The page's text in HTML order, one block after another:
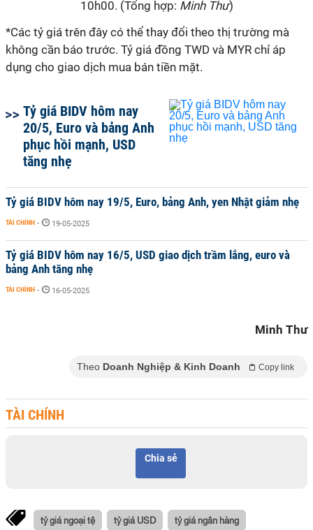
10h00. (Tổng hợp: Minh Thư)
*Các tỷ giá trên đây có thể thay đổi theo thị trường mà
không cần báo trước. Tỷ giá đồng TWD và MYR chỉ áp
dụng cho giao dịch mua bán tiền mặt.
Tỷ giá BIDV hôm nay
20/5, Euro và bảng Anh
phục hồi mạnh, USD
tăng nhẹ
Tỷ giá BIDV hôm nay 19/5, Euro, bảng Anh, yen Nhật giảm nhẹ
TÀI CHÍNH - 19-05-2025
Tỷ giá BIDV hôm nay 16/5, USD giao dịch trầm lắng, euro và
bảng Anh tăng nhẹ
TÀI CHÍNH - 16-05-2025
Minh Thư
Theo Doanh Nghiệp & Kinh Doanh Copy link
TÀI CHÍNH
Chia sẻ
tỷ giá ngoại tệ tỷ giá USD tỷ giá ngân hàng